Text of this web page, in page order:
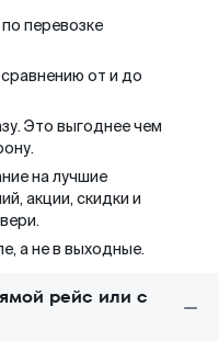
перевозке
от и до
Это выгоднее чем
на лучшие
акции, скидки и
а не в выходные.
рейс или с